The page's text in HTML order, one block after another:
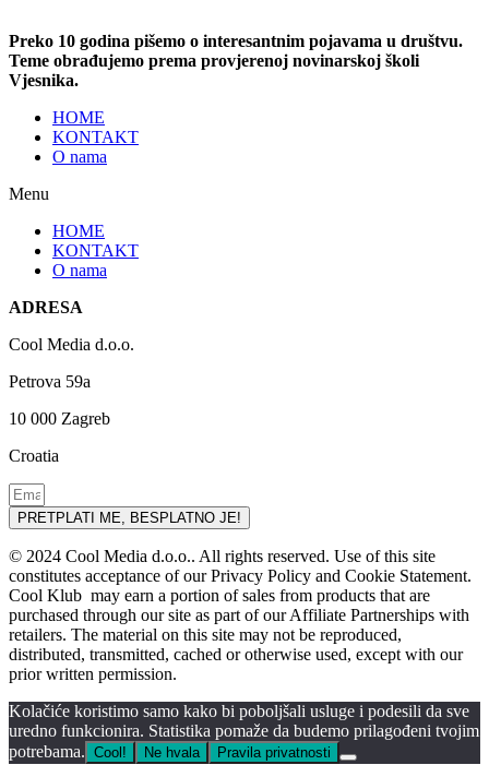
Preko 10 godina pišemo o interesantnim pojavama u društvu.
Teme obrađujemo prema provjerenoj novinarskoj školi
Vjesnika.
HOME
KONTAKT
O nama
Menu
HOME
KONTAKT
O nama
ADRESA
Cool Media d.o.o.
Petrova 59a
10 000 Zagreb
Croatia
PRETPLATI ME, BESPLATNO JE!
© 2024 Cool Media d.o.o.. All rights reserved. Use of this site
constitutes acceptance of our Privacy Policy and Cookie Statement.
Cool Klub may earn a portion of sales from products that are
purchased through our site as part of our Affiliate Partnerships with
retailers. The material on this site may not be reproduced,
distributed, transmitted, cached or otherwise used, except with our
prior written permission.
Kolačiće koristimo samo kako bi poboljšali usluge i podesili da sve
uredno funkcionira. Statistika pomaže da budemo prilagođeni tvojim
potrebama. Cool! Ne hvala Pravila privatnosti